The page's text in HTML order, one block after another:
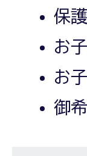
保
お
お
御